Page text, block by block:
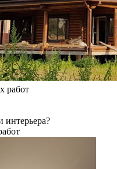
работ
интерьера?